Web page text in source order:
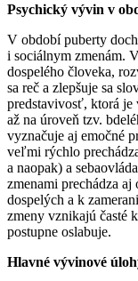
Psychický vývin v
V období puberty
i sociálnym zmenám.
dospelého človeka,
sa reč a zlepšuje sa
predstavivosť, ktorá je
až na úroveň tzv.
vyznačuje aj emočné
veľmi rýchlo
a naopak) a
zmenami prechádza
dospelých a k
zmeny vznikajú časté
postupne oslabuje.
Hlavné vývinové